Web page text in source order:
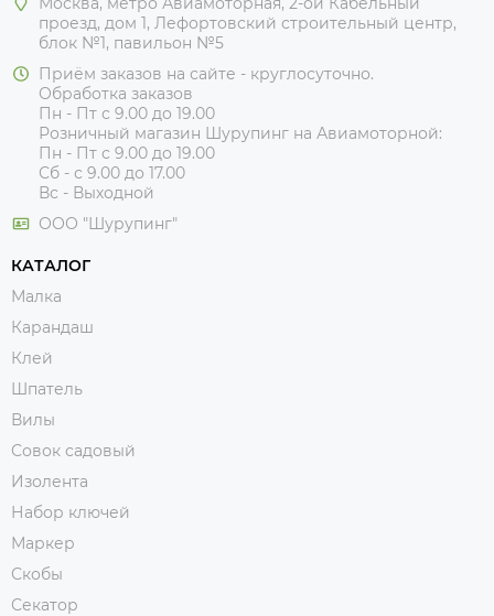
проезд, дом 1, Лефортовский строительный центр,
блок №1, павильон №5
Приём заказов на сайте - круглосуточно.
Обработка заказов
Пн - Пт с 9.00 до 19.00
Розничный магазин Шурупинг на Авиамоторной:
Пн - Пт с 9.00 до 19.00
Сб - с 9.00 до 17.00
Вс - Выходной
ООО "Шурупинг"
КАТАЛОГ
Малка
Карандаш
Клей
Шпатель
Вилы
Совок садовый
Изолента
Набор ключей
Маркер
Скобы
Секатор